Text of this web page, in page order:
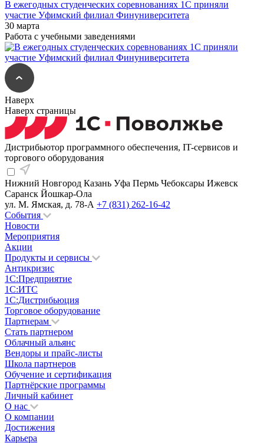
В ежегодных студенческих соревнованиях 1С приняли
участие Уфимский филиал Финуниверситета
30 марта
Работа с учебными заведениями
Наверх
Наверх страницы
Дистрибьютор программного обеспечения, IT-сервисов и
торгового оборудования
Нижний Новгород Казань Уфа Пермь Чебоксары Ижевск
Саранск Йошкар-Ола
ул. М. Ямская, д. 78-А +7 (831) 262-16-42
События
Новости
Мероприятия
Акции
Продукты и сервисы
Антикризис
1С:Предприятие
1С:ИТС
1С:Дистрибьюция
Торговое оборудование
Партнерам
Стать партнером
Облачный альянс
Вендоры и прайс-листы
Школа партнеров
Обучение и сертификация
Партнёрские программы
Личный кабинет
О нас
О компании
Достижения
Карьера